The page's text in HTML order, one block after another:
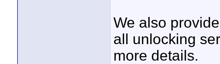
We also
all unlocking
more details.